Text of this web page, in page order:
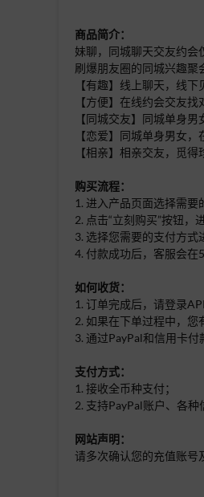
商品简介：
妹聊，同城聊天交友约会
刷爆朋友圈的同城兴趣聚
【有趣】线上聊天，线
【方便】在线约会交友
【同城交友】同城单身男
【恋爱】同城单身男女
【相亲】相亲交友，觅
购买流程：
1. 进入产品页面选择需
2. 点击“立刻购买”按钮，
3. 选择您需要的支付方式
4. 付款成功后，客服会在
如何收货：
1. 订单完成后，请登录
2. 如果在下单过程中，您
3. 通过PayPal和信用卡
支付方式：
1. 接收全币种支付；
2. 支持PayPal账户、各种
网站声明：
请多次确认您的充值账号